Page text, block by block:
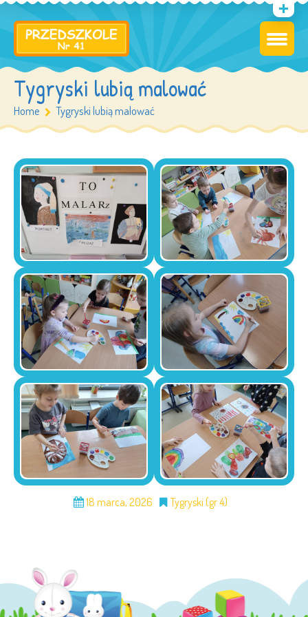
Tygryski lubią malować
Home Tygryski lubią malować
18 marca, 2026 Tygryski (gr 4)